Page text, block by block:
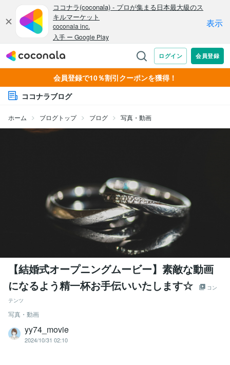
会員登録で10％割引クーポンを獲得！
ココナラブログ
ホーム ブログトップ ブログ 写真・動画
【結婚式オープニングムービー】素敵な動画
になるよう精一杯お手伝いいたします☆
コン
テンツ
写真・動画
yy74_movie
2024/10/31 02:10